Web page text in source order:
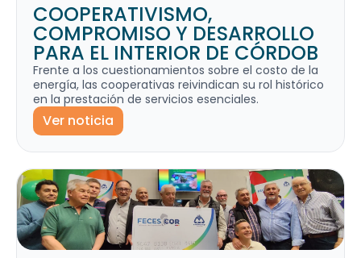
COOPERATIVISMO,
COMPROMISO Y DESARROLLO
PARA EL INTERIOR DE CÓRDOB
Frente a los cuestionamientos sobre el costo de la
energía, las cooperativas reivindican su rol histórico
en la prestación de servicios esenciales.
Ver noticia